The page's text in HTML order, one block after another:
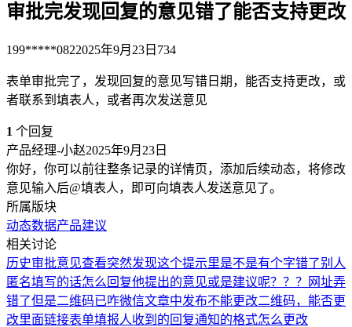
审批完发现回复的意见错了能否支持更改
199*****0822025年9月23日 734
表单审批完了，发现回复的意见写错日期，能否支持更改，或
者联系到填表人，或者再次发送意见
1 个回复
产品经理-小赵2025年9月23日
你好，你可以前往整条记录的详情页，添加后续动态，将修改
意见输入后@填表人，即可向填表人发送意见了。
所属版块
动态数据产品建议
相关讨论
历史审批意见查看突然发现这个提示里是不是有个字错了别人
匿名填写的话怎么回复他提出的意见或是建议呢？？？
网址弄
错了但是二维码已咋微信文章中发布不能更改二维码，能否更
改里面链接表单填报人收到的回复通知的格式怎么更改